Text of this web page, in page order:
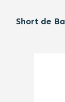
Short de